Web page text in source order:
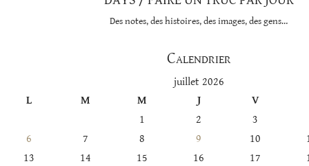
Des notes, des histoires, des images, des gens…
Calendrier
juillet 2026
L
M M J
V
1
2
3
6
7 8 9 10
13
14 15 16 17